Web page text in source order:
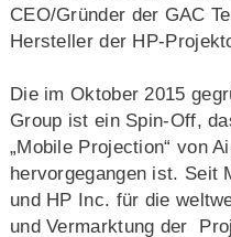
CEO/Gründer der GAC
Hersteller der HP-
Die im Oktober 2015
Group ist ein Spin-Off,
„Mobile Projection“ von
hervorgegangen ist. Seit
und HP Inc. für die
und Vermarktung der